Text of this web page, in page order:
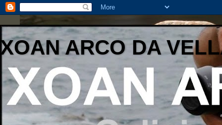
XOAN ARCO DA